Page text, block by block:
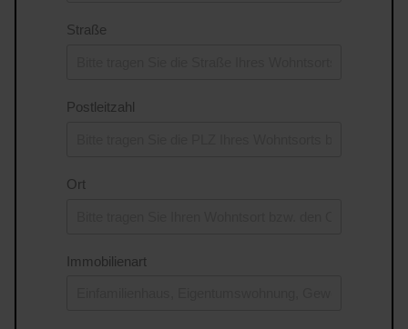
Straße
Postleitzahl
Ort
Immobilienart